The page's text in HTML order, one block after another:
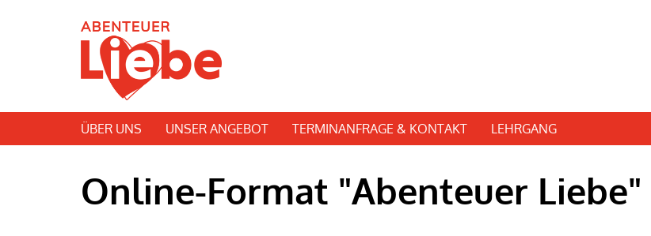
ÜBER UNS UNSER ANGEBOT TERMINANFRAGE & KONTAKT LEHRGANG
Online-Format "Abenteuer Liebe"